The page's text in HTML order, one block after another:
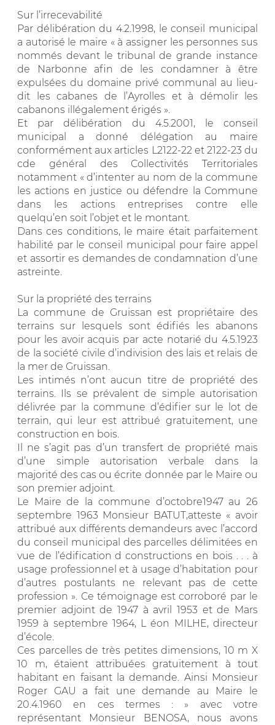
Sur l’irrecevabilité
Par délibération du 4.2.1998, le conseil municipal
a autorisé le maire « à assigner les personnes sus
nommés devant le tribunal de grande instance
de Narbonne afin de les condamner à être
expulsées du domaine privé communal au lieu-
dit les cabanes de l’Ayrolles et à démolir les
cabanons illégalement érigés ».
Et par délibération du 4.5.2001, le conseil
municipal a donné délégation au maire
conformément aux articles L2122-22 et 2122-23 du
cde général des Collectivités Territoriales
notamment « d’intenter au nom de la commune
les actions en justice ou défendre la Commune
dans les actions entreprises contre elle
quelqu’en soit l’objet et le montant.
Dans ces conditions, le maire était parfaitement
habilité par le conseil municipal pour faire appel
et assortir es demandes de condamnation d’une
astreinte.
Sur la propriété des terrains
La commune de Gruissan est propriétaire des
terrains sur lesquels sont édifiés les abanons
pour les avoir acquis par acte notarié du 4.5.1923
de la société civile d’indivision des lais et relais de
la mer de Gruissan.
Les intimés n’ont aucun titre de propriété des
terrains. Ils se prévalent de simple autorisation
délivrée par la commune d’édifier sur le lot de
terrain, qui leur est attribué gratuitement, une
construction en bois.
Il ne s’agit pas d’un transfert de propriété mais
d’une simple autorisation verbale dans la
majorité des cas ou écrite donnée par le Maire ou
son premier adjoint.
Le Maire de la commune d’octobre1947 au 26
septembre 1963 Monsieur BATUT,atteste « avoir
attribué aux différents demandeurs avec l’accord
du conseil municipal des parcelles délimitées en
vue de l’édification d constructions en bois . . . à
usage professionnel et à usage d’habitation pour
d’autres postulants ne relevant pas de cette
profession ». Ce témoignage est corroboré par le
premier adjoint de 1947 à avril 1953 et de Mars
1959 à septembre 1964, L éon MILHE, directeur
d’école.
Ces parcelles de très petites dimensions, 10 m X
10 m, étaient attribuées gratuitement à tout
habitant en faisant la demande. Ainsi Monsieur
Roger GAU a fait une demande au Maire le
20.4.1960 en ces termes : » avec votre
représentant Monsieur BENOSA, nous avons